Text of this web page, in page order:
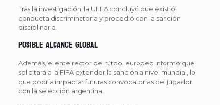
Tras la investigación, la UEFA concluyó que existió
conducta discriminatoria y procedió con la sanción
disciplinaria.
Posible alcance global
Además, el ente rector del fútbol europeo informó que
solicitará a la FIFA extender la sanción a nivel mundial, lo
que podría impactar futuras convocatorias del jugador
con la selección argentina.